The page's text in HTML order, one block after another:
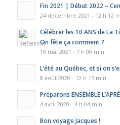
Fin 2021 | Début 2022 –
24 décembre 2021 - 12 h 12
Célébrer les 10 ANS de La
On fête ça comment ?
19 mai 2021 - 7 h 00 min
L’été au Québec, et si on
8 août 2020 - 12 h 15 min
Préparons ENSEMBLE
4 avril 2020 - 4 h 04 min
Bon voyage Jacques !